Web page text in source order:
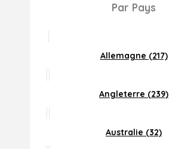
Par Pays
Allemagne (217)
Angleterre (239)
Australie (32)